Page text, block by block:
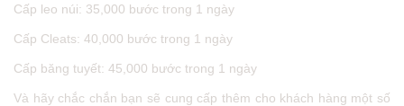
Cấp leo núi: 35,000 bước trong 1 ngày
Cấp Cleats: 40,000 bước trong 1 ngày
Cấp băng tuyết: 45,000 bước trong 1 ngày
Và hãy chắc chắn bạn sẽ cung cấp thêm cho khách hàng một số